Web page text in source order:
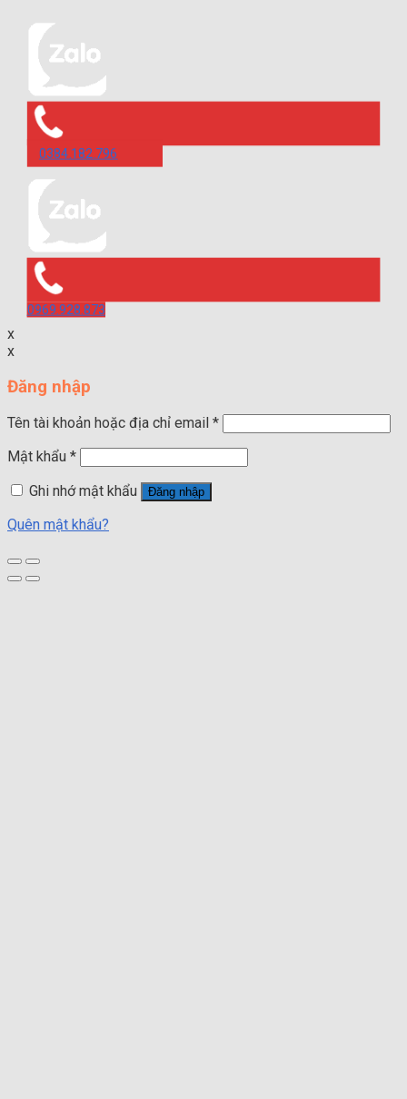
0384.182.796
0969.928.873
x
x
Đăng nhập
Tên tài khoản hoặc địa chỉ email *
Mật khẩu *
Ghi nhớ mật khẩu
Đăng nhập
Quên mật khẩu?